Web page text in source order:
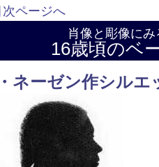
次ページへ
肖像と彫像に
16歳頃のベ
ネーゼン作シルエ